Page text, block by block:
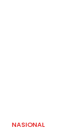
NASIONAL